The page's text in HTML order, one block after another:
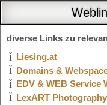
diverse Links zu
Liesing.at
Domains &
EDV & WEB Service
LexART Photography